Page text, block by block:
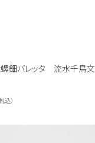
鈿バレッタ 流水千鳥文
込